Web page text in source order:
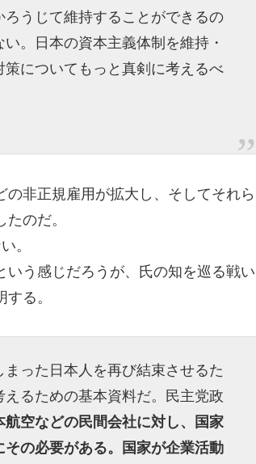
うじて維持することができるの
。日本の資本主義体制を維持・
についてもっと真剣に考えるべ
非正規雇用が拡大し、そしてそれら
のだ。
。
う感じだろうが、氏の知を巡る戦い
る。
った日本人を再び結束させるた
るための基本資料だ。民主党政
航空などの民間会社に対し、国家
の必要がある。国家が企業活動